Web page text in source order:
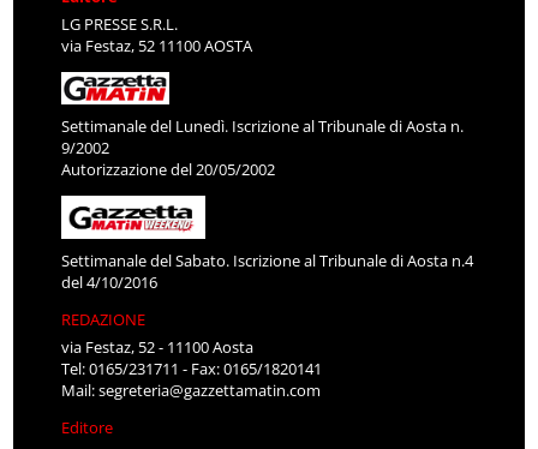
LG PRESSE S.R.L.
via Festaz, 52 11100 AOSTA
Settimanale del Lunedì. Iscrizione al Tribunale di Aosta n.
9/2002
Autorizzazione del 20/05/2002
Settimanale del Sabato. Iscrizione al Tribunale di Aosta n.4
del 4/10/2016
REDAZIONE
via Festaz, 52 - 11100 Aosta
Tel: 0165/231711 - Fax: 0165/1820141
Mail:segreteria@gazzettamatin.com
Editore